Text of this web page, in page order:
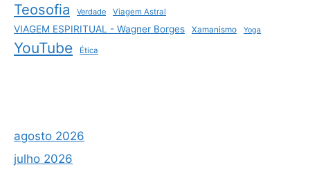
Teosofia Verdade Viagem Astral
VIAGEM ESPIRITUAL - Wagner Borges Xamanismo Yoga
YouTube Ética
agosto 2026
julho 2026